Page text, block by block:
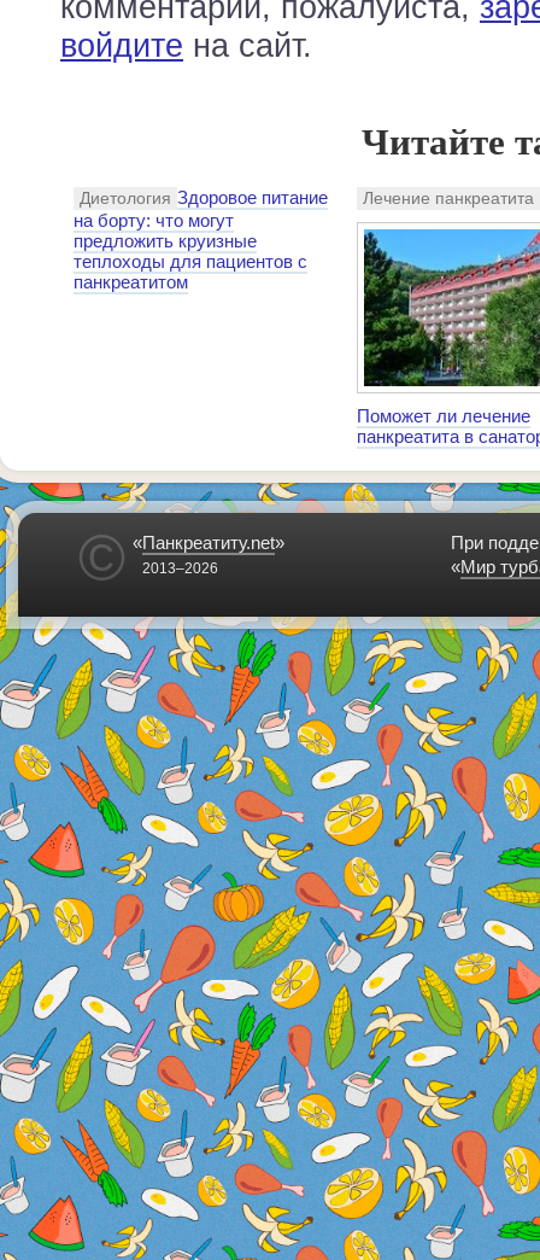
войдите на сайт.
Читайте
Диетология Здоровое питание
на борту: что могут
предложить круизные
теплоходы для пациентов с
панкреатитом
Лечение панкреатита
Поможет ли лечение
панкреатита в
© «Панкреатиту.net»
2013–2026
При
«Мир